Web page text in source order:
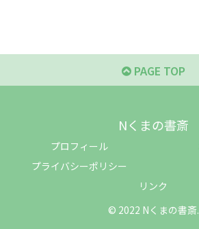
PAGE TOP
Nくまの書斎
プロフィール
プライバシーポリシー
リンク
© 2022 Nくまの書斎.